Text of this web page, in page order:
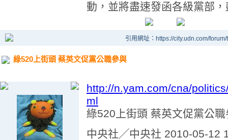
動，並將盡速發函各級黨部
引用網址：https://city.udn.com/
綠520上街頭 蔡英文促黨公職參與
http://n.yam.com/cna/
ml
綠520上街頭 蔡英文促黨公職
中央社╱中央社 2010-05-12